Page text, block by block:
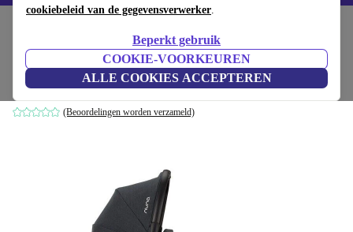
cookiebeleid van de gegevensverwerker.
Beperkt gebruik
COOKIE-VOORKEUREN
ALLE COOKIES ACCEPTEREN
Nuna Demi Grow babybadje
zwart
(Beoordelingen worden verzameld)